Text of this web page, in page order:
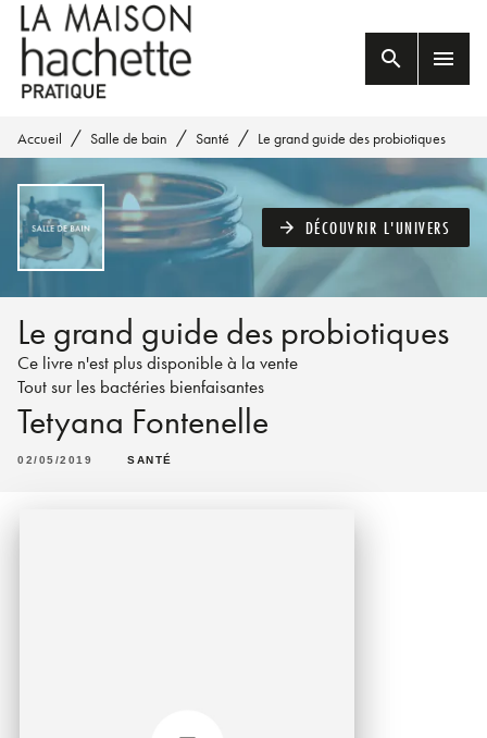
MENU RECHERCHE
PIED DE PAGE
search menu
Accueil / Salle de bain / Santé / Le grand guide des probiotiques
arrow_forward DÉCOUVRIR L'UNIVERS
Le grand guide des probiotiques
Ce livre n'est plus disponible à la vente
Tout sur les bactéries bienfaisantes
Tetyana Fontenelle
02/05/2019 SANTÉ